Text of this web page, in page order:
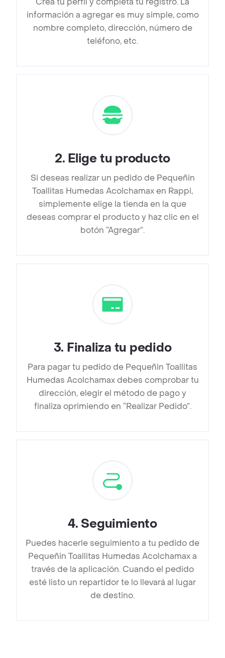
información a agregar es muy simple, como
nombre completo, dirección, número de
teléfono, etc.
2. Elige tu producto
Si deseas realizar un pedido de Pequeñin
Toallitas Humedas Acolchamax en Rappi,
simplemente elige la tienda en la que
deseas comprar el producto y haz clic en el
botón “Agregar”.
3. Finaliza tu pedido
Para pagar tu pedido de Pequeñin Toallitas
Humedas Acolchamax debes comprobar tu
dirección, elegir el método de pago y
finaliza oprimiendo en “Realizar Pedido”.
4. Seguimiento
Puedes hacerle seguimiento a tu pedido de
Pequeñin Toallitas Humedas Acolchamax a
través de la aplicación. Cuando el pedido
esté listo un repartidor te lo llevará al lugar
de destino.